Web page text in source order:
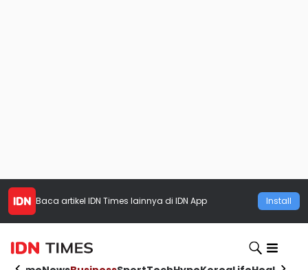
Baca artikel IDN Times lainnya di IDN App Install